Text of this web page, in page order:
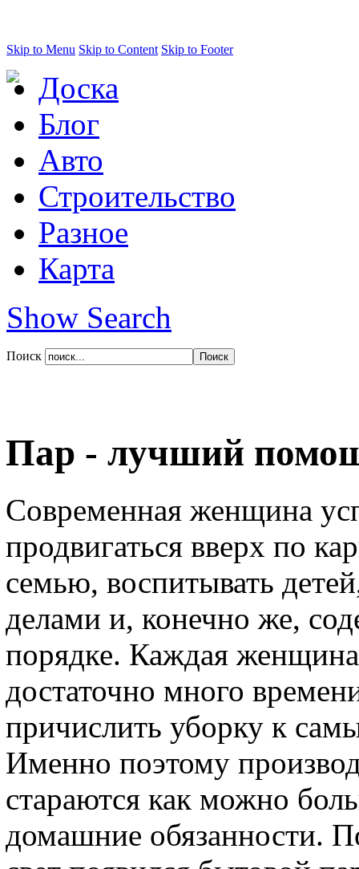
Skip to Menu Skip to Content Skip to Footer
Доска
Блог
Авто
Строительство
Разное
Карта
Show Search
Поиск
Пар - лучший
Современная женщина
продвигаться вверх по
семью, воспитывать
делами и, конечно же,
порядке. Каждая женщина
достаточно много
причислить уборку к
Именно поэтому
стараются как можно
домашние обязанности.